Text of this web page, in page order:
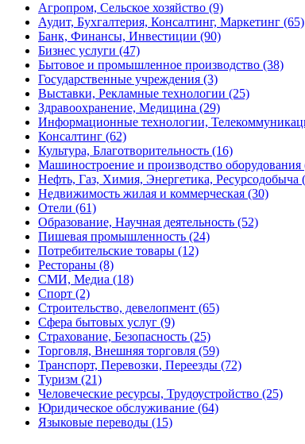
Агропром, Сельское хозяйство (9)
Аудит, Бухгалтерия, Консалтинг, Маркетинг (65)
Банк, Финансы, Инвестиции (90)
Бизнес услуги (47)
Бытовое и промышленное производство (38)
Государственные учреждения (3)
Выставки, Рекламные технологии (25)
Здравоохранение, Медицина (29)
Информационные технологии,
Консалтинг (62)
Культура, Благотворительность (16)
Машиностроение и производство оборудования
Нефть, Газ, Химия, Энергетика, Ресурсодобыча
Недвижимость жилая и коммерческая (30)
Отели (61)
Образование, Научная деятельность (52)
Пишевая промышленность (24)
Потребительские товары (12)
Рестораны (8)
СМИ, Медиа (18)
Спорт (2)
Строительство, девелопмент (65)
Сфера бытовых услуг (9)
Страхование, Безопасность (25)
Торговля, Внешняя торговля (59)
Транспорт, Перевозки, Переезды (72)
Туризм (21)
Человеческие ресурсы, Трудоустройство (25)
Юридическое обслуживание (64)
Языковые переводы (15)